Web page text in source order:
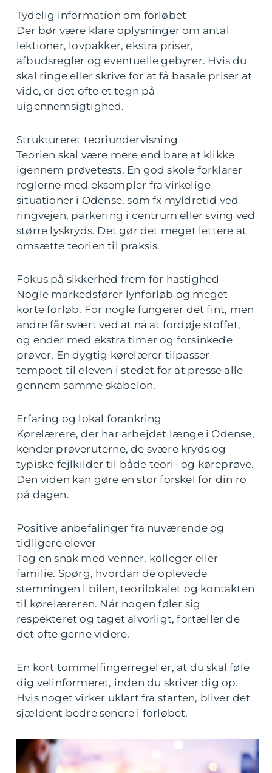
Tydelig information om forløbet
Der bør være klare oplysninger om antal
lektioner, lovpakker, ekstra priser,
afbudsregler og eventuelle gebyrer. Hvis du
skal ringe eller skrive for at få basale priser at
vide, er det ofte et tegn på
uigennemsigtighed.
Struktureret teoriundervisning
Teorien skal være mere end bare at klikke
igennem prøvetests. En god skole forklarer
reglerne med eksempler fra virkelige
situationer i Odense, som fx myldretid ved
ringvejen, parkering i centrum eller sving ved
større lyskryds. Det gør det meget lettere at
omsætte teorien til praksis.
Fokus på sikkerhed frem for hastighed
Nogle markedsfører lynforløb og meget
korte forløb. For nogle fungerer det fint, men
andre får svært ved at nå at fordøje stoffet,
og ender med ekstra timer og forsinkede
prøver. En dygtig kørelærer tilpasser
tempoet til eleven i stedet for at presse alle
gennem samme skabelon.
Erfaring og lokal forankring
Kørelærere, der har arbejdet længe i Odense,
kender prøveruterne, de svære kryds og
typiske fejlkilder til både teori- og køreprøve.
Den viden kan gøre en stor forskel for din ro
på dagen.
Positive anbefalinger fra nuværende og
tidligere elever
Tag en snak med venner, kolleger eller
familie. Spørg, hvordan de oplevede
stemningen i bilen, teorilokalet og kontakten
til kørelæreren. Når nogen føler sig
respekteret og taget alvorligt, fortæller de
det ofte gerne videre.
En kort tommelfingerregel er, at du skal føle
dig velinformeret, inden du skriver dig op.
Hvis noget virker uklart fra starten, bliver det
sjældent bedre senere i forløbet.